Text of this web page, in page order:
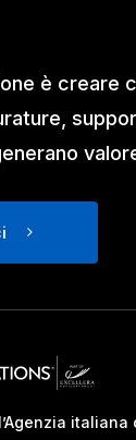
è creare
italiana